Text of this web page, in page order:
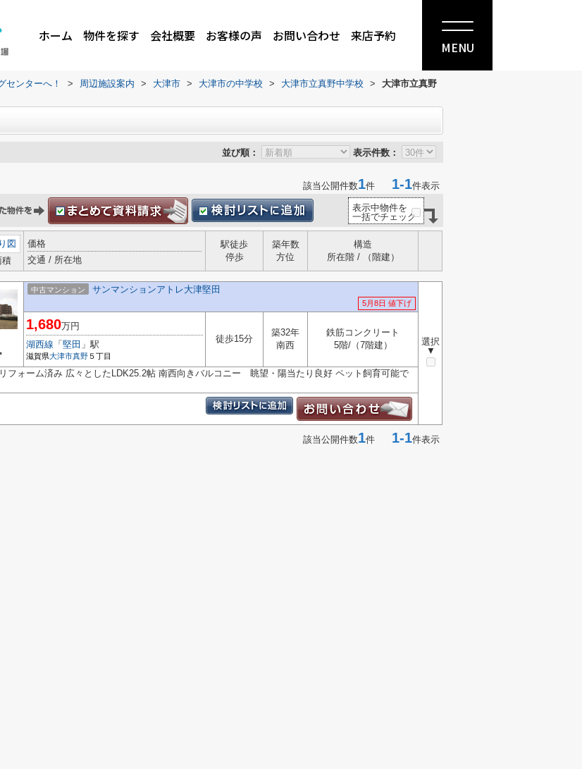
ホーム 物件を探す 会社概要 お客様の声 お問い合わせ 来店予約
MENU
センターへ！ > 周辺施設案内 > 大津市 > 大津市の中学校 > 大津市立真野中学校 >
大津市立真野
並び順： 表示件数：
該当公開件数1件 1-1件表示
表示中物件を
一括でチェック
図
積
価格
交通 / 所在地
駅徒歩
停歩
築年数
方位
構造
所在階 / （階建）
中古マンション サンマンションアトレ大津堅田
5月8日 値下げ
選択
▼
1,680万円
湖西線 「 堅田 」駅
滋賀県大津市真野 ５丁目
徒歩15分
築32年
南西
鉄筋コンクリート
5階/（7階建）
フォーム済み 広々としたLDK25.2帖 南西向きバルコニー 眺望・陽当たり良好 ペット飼育可能で
該当公開件数1件 1-1件表示